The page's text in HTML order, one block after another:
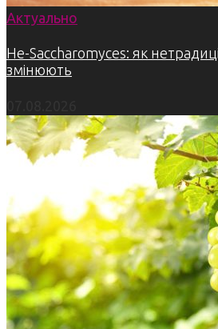
Актуально
Не-Saccharomyces: як
змінюють